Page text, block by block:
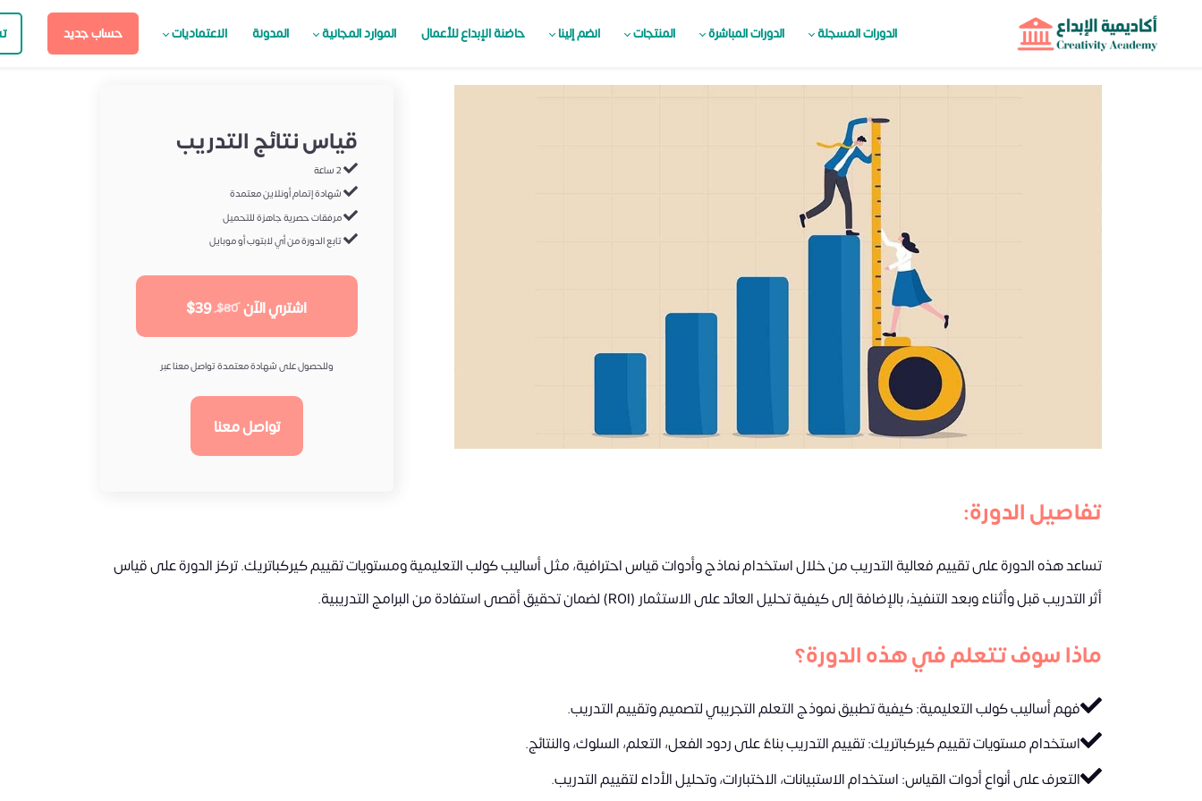
الدورات المسجلة الدورات المباشرة المنتجات انضم إلينا حاضنة الإبداع للأعمال الموارد المجانية المدونة الاعتماديات حساب جديد
قياس نتائج التدريب
شهادة إتمام أونلاين معتمدة
مرفقات حصرية جاهزة للتحميل
تابع الدورة من أي لابتوب أو موبايل
اشتري الآن $80
$39
وللحصول على شهادة معتمدة تواصل معنا عبر
تواصل معنا
تفاصيل الدورة:
تساعد هذه الدورة على تقييم فعالية التدريب من خلال استخدام نماذج وأدوات قياس احترافية، مثل أساليب كولب التعليمية ومستويات تقييم كيركباتريك. تركز الدورة على قياس
أثر التدريب قبل وأثناء وبعد التنفيذ، بالإضافة إلى كيفية تحليل العائد على الاستثمار (ROI) لضمان تحقيق أقصى استفادة من البرامج التدريبية.
ماذا سوف تتعلم في هذه الدورة؟
فهم أساليب كولب التعليمية: كيفية تطبيق نموذج التعلم التجريبي لتصميم وتقييم التدريب.
استخدام مستويات تقييم كيركباتريك: تقييم التدريب بناءً على ردود الفعل، التعلم، السلوك، والنتائج.
التعرف على أنواع أدوات القياس: استخدام الاستبيانات، الاختبارات، وتحليل الأداء لتقييم التدريب.